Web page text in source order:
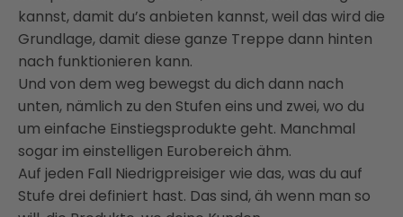
kannst, damit du’s anbieten kannst, weil das wird die
Grundlage, damit diese ganze Treppe dann hinten
nach funktionieren kann.
Und von dem weg bewegst du dich dann nach
unten, nämlich zu den Stufen eins und zwei, wo du
um einfache Einstiegsprodukte geht. Manchmal
sogar im einstelligen Eurobereich ähm.
Auf jeden Fall Niedrigpreisiger wie das, was du auf
Stufe drei definiert hast. Das sind, äh wenn man so